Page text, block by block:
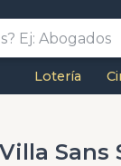
Lotería
Villa Sans